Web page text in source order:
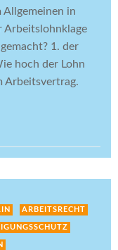
in
Arbeitslohnklage
1. der
hoch der Lohn
Arbeitsvertrag.
ARBEITSRECHT